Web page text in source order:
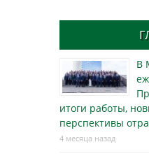
В
итоги работы,
перспективы
4 месяца назад